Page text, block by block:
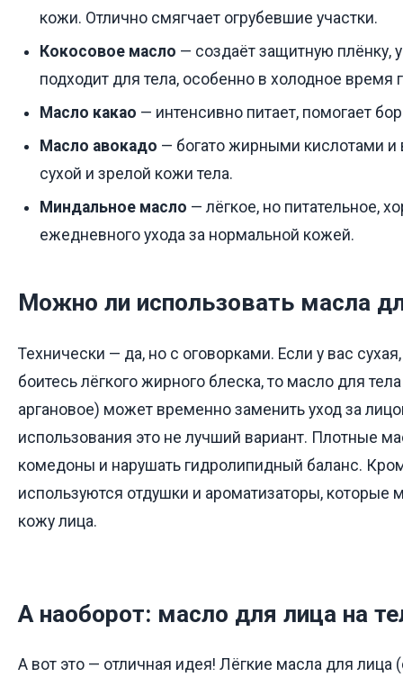
кожи. Отлично смягчает огрубевшие участки.
Кокосовое масло — создаёт защитную плёнку,
подходит для тела, особенно в холодное время
Масло какао — интенсивно питает, помогает
Масло авокадо — богато жирными кислотами и
сухой и зрелой кожи тела.
Миндальное масло — лёгкое, но питательное,
ежедневного ухода за нормальной кожей.
Можно ли использовать масла
Технически — да, но с оговорками. Если у вас
боитесь лёгкого жирного блеска, то масло для
аргановое) может временно заменить уход за
использования это не лучший вариант. Плотные
комедоны и нарушать гидролипидный баланс.
используются отдушки и ароматизаторы, которые
кожу лица.
А наоборот: масло для лица на
А вот это — отличная идея! Лёгкие масла для лица